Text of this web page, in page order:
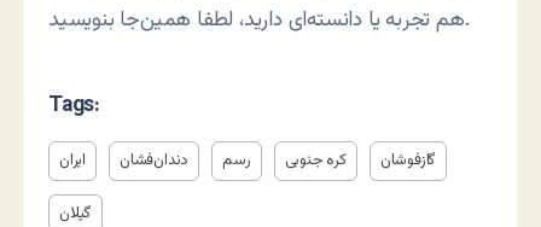
هم تجربه یا دانسته‌ای دارید، لطفا همین‌جا بنویسید.
Tags:
ایران دندان‌فشان رسم کره جنوبی گازفوشان
گیلان